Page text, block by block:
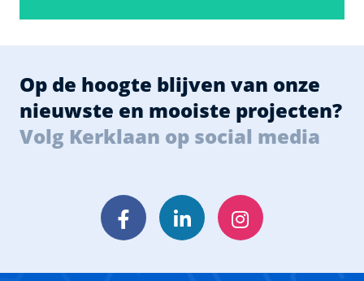
Op de hoogte blijven van onze
nieuwste en mooiste projecten?
Volg Kerklaan op social media
FacebookLinkedInInstagram